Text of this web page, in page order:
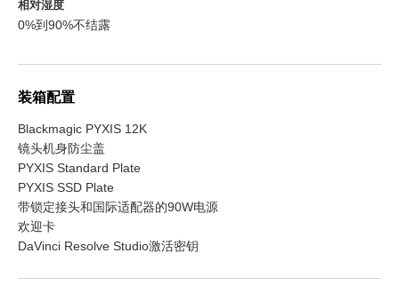
相对湿度
0%到90%不结露
装箱配置
Blackmagic PYXIS 12K
镜头机身防尘盖
PYXIS Standard Plate
PYXIS SSD Plate
带锁定接头和国际适配器的90W电源
欢迎卡
DaVinci Resolve Studio激活密钥